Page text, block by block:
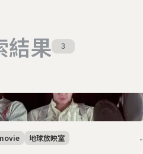
結果 3
地球放映室